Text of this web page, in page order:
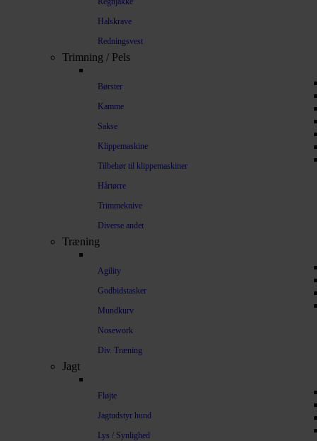
Halskrave
Redningsvest
Trimning / Pels
Børster
Kamme
Sakse
Klippemaskine
Tilbehør til klippemaskiner
Hårtørre
Trimmeknive
Diverse andet
Træning
Agility
Godbidstasker
Mundkurv
Nosework
Div. Træning
Jagt
Fløjte
Jagtudstyr hund
Lys / Synlighed